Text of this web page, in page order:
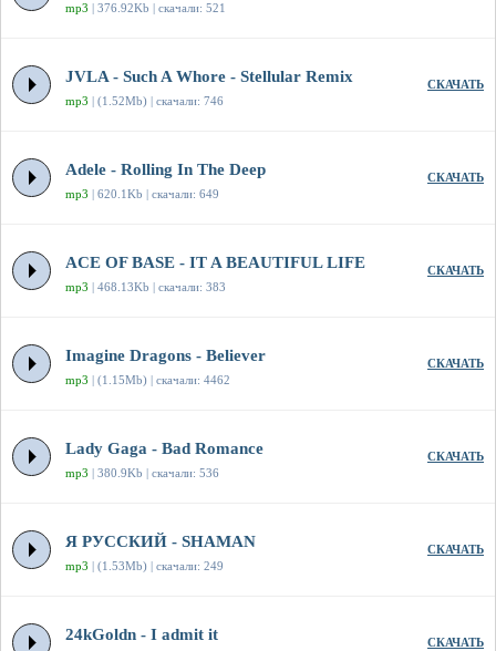
mp3 | 376.92Kb | скачали: 521
JVLA - Such A Whore - Stellular Remix
mp3 | (1.52Mb) | скачали: 746
СКАЧАТЬ
Adele - Rolling In The Deep
mp3 | 620.1Kb | скачали: 649
СКАЧАТЬ
ACE OF BASE - IT A BEAUTIFUL LIFE
mp3 | 468.13Kb | скачали: 383
СКАЧАТЬ
Imagine Dragons - Believer
mp3 | (1.15Mb) | скачали: 4462
СКАЧАТЬ
Lady Gaga - Bad Romance
mp3 | 380.9Kb | скачали: 536
СКАЧАТЬ
Я РУССКИЙ - SHAMAN
mp3 | (1.53Mb) | скачали: 249
СКАЧАТЬ
24kGoldn - I admit it СКАЧАТЬ